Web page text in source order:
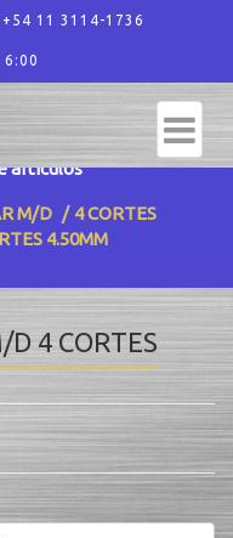
+54 11 3114-1736
articulos
M/D
4 CORTES
4.50MM
D 4 CORTES